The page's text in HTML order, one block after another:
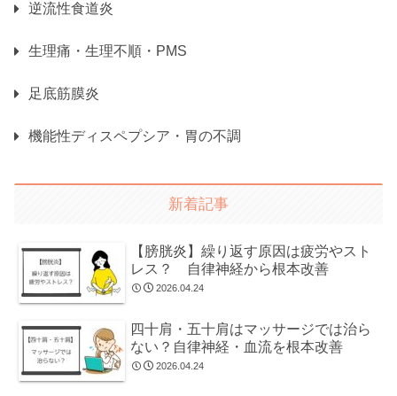
逆流性食道炎
生理痛・生理不順・PMS
足底筋膜炎
機能性ディスペプシア・胃の不調
新着記事
【膀胱炎】繰り返す原因は疲労やスト
レス？ 自律神経から根本改善
2026.04.24
四十肩・五十肩はマッサージでは治ら
ない？自律神経・血流を根本改善
2026.04.24